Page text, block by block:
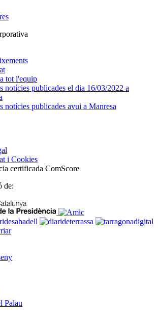
tot l'equip
notícies publicades el dia 16/03/2022 a
notícies publicades avui a Manresa
i Cookies
certificada ComScore
de: